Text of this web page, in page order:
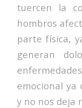
tuercen la
hombros
parte física,
generan
emocional ya
y no nos deja